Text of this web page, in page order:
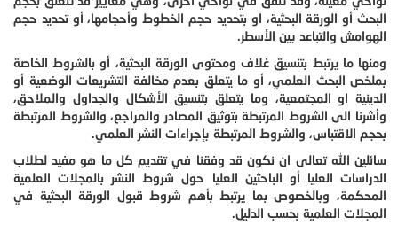
البحث أو الورقة البحثية، او بتحديد حجم الخطوط وأحجامها، أو تحديد حجم
الهوامش والتباعد بين الأسطر.
ومنها ما يرتبط بتنسيق غلاف ومحتوى الورقة البحثية، أو بالشروط الخاصة
بملخص البحث العلمي، أو ما يتعلق بعدم مخالفة التشريعات الوضعية أو
الدينية او المجتمعية، وما يتعلق بتنسيق الأشكال والجداول والملاحق،
وأشرنا الى الشروط المرتبطة بتوثيق المصادر والمراجع، والشروط المرتبطة
بحجم الاقتباس، والشروط المرتبطة بإجراءات النشر العلمي.
سائلين الله تعالى ان نكون قد وفقنا في تقديم كل ما هو مفيد لطلاب
الدراسات العليا أو الباحثين العليا حول شروط النشر بالمجلات العلمية
المحكمة، وبالخصوص بما يرتبط بأهم شروط قبول الورقة البحثية في
المجلات العلمية بحسب الدليل.